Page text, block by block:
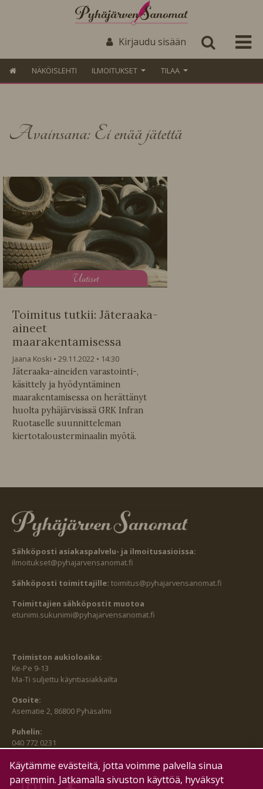
Kirjaudu sisään
NÄKÖISLEHTI ILMOITUKSET TILAA
Avainsana: Ei enää jätettä
Uutiset
Toimitus tutkii: Jäteraaka-
aineet
maarakentamisessa
Jaana Koski 29.11.2022
14:30
Jäteraaka-aineiden varastointi-,
käsittely ja hyödyntäminen
maarakentamisessa on herättänyt
huolta pyhäjärvisissä GRK Infran
Ruotaselle suunnitteleman
kiertotalousterminaalin myötä.
Sähköposti asiakaspalvelu- ja ilmoitusasioissa:
ilmoitukset@pyhajarvensanomat.fi
Sähköposti toimittajille: toimitus@pyhajarvensanomat.fi
Toimittajien sähköpostit muotoa
etunimi.sukunimi@pyhajarvensanomat.fi
Toimiston aukioloaika:
Ke-Pe 9-13
Ma-Ti suljettu käyntiasiakkailta
Osoite:
Asematie 2, 86800 Pyhäsalmi
Puhelin:
040 772 0231
SEURAA MEITÄ MYÖS:
Käytämme evästeitä, jotta voimme palvella sinua
paremmin. Jatkamalla sivuston käyttöä, hyväksyt